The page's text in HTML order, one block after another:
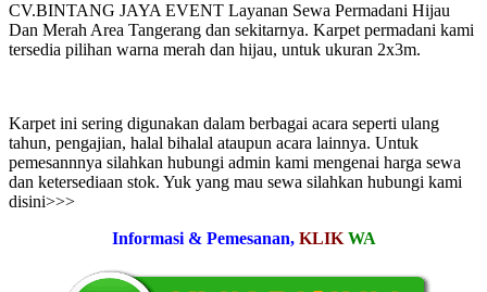
CV.BINTANG JAYA EVENT Layanan Sewa Permadani Hijau
Dan Merah Area Tangerang dan sekitarnya. Karpet permadani kami
tersedia pilihan warna merah dan hijau, untuk ukuran 2x3m.
Karpet ini sering digunakan dalam berbagai acara seperti ulang
tahun, pengajian, halal bihalal ataupun acara lainnya. Untuk
pemesannnya silahkan hubungi admin kami mengenai harga sewa
dan ketersediaan stok. Yuk yang mau sewa silahkan hubungi kami
disini>>>
Informasi & Pemesanan, KLIK WA